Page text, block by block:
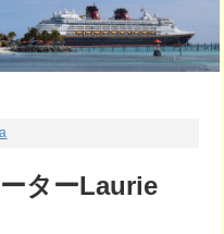
ターLaurie